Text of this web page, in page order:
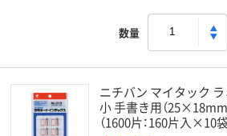
数量
ニチバン マイタック
小 手書き用（25×18mm
（1600片：160片入×10袋